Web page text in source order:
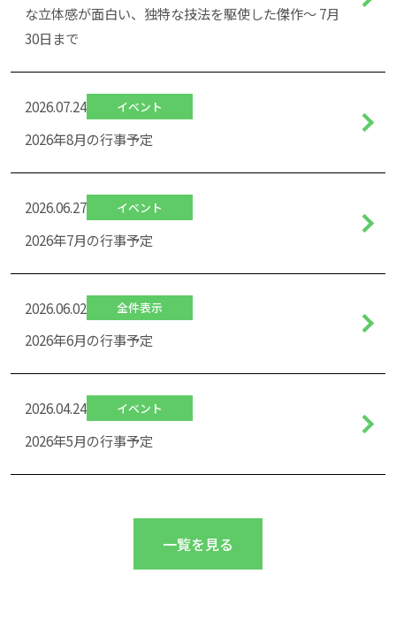
な立体感が面白い、独特な技法を駆使した傑作～ 7月
30日まで
2026.07.24 イベント
2026年8月の行事予定
2026.06.27 イベント
2026年7月の行事予定
2026.06.02 全件表示
2026年6月の行事予定
2026.04.24 イベント
2026年5月の行事予定
一覧を見る